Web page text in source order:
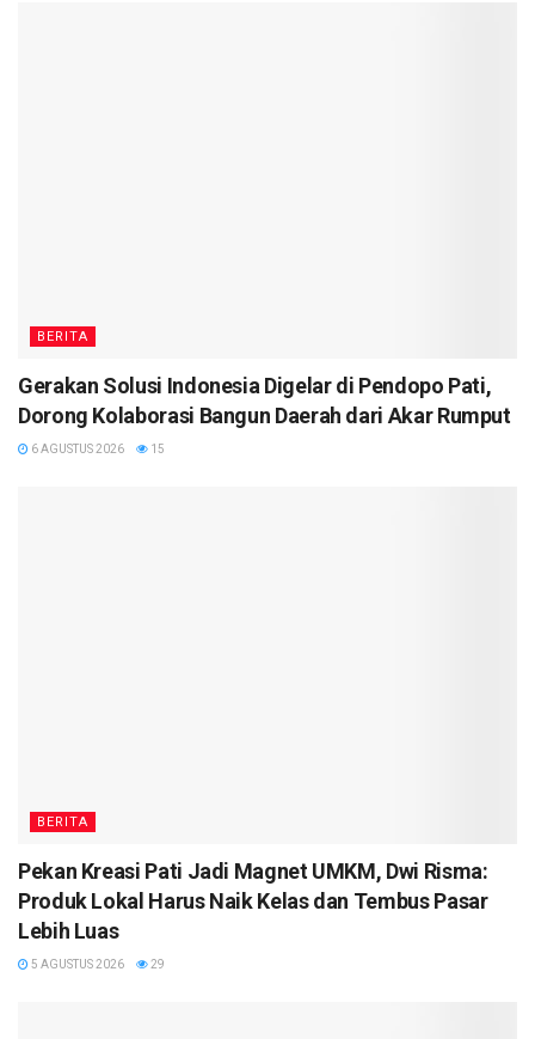
BERITA
Gerakan Solusi Indonesia Digelar di Pendopo Pati,
Dorong Kolaborasi Bangun Daerah dari Akar Rumput
6 AGUSTUS 2026 15
BERITA
Pekan Kreasi Pati Jadi Magnet UMKM, Dwi Risma:
Produk Lokal Harus Naik Kelas dan Tembus Pasar
Lebih Luas
5 AGUSTUS 2026 29